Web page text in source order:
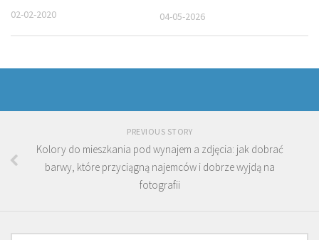
02-02-2020 04-05-2026
PREVIOUS STORY
Kolory do mieszkania pod wynajem a zdjęcia: jak dobrać
barwy, które przyciągną najemców i dobrze wyjdą na
fotografii